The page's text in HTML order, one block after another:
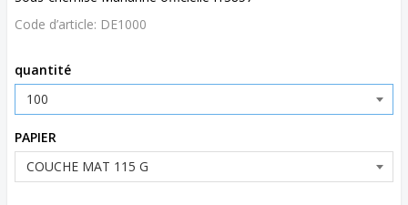
Code d’article: DE1000
quantité
PAPIER